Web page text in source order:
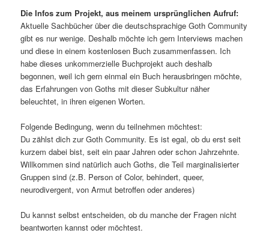
Die Infos zum Projekt, aus meinem ursprünglichen Aufruf:
Aktuelle Sachbücher über die deutschsprachige Goth Community
gibt es nur wenige. Deshalb möchte ich gern Interviews machen
und diese in einem kostenlosen Buch zusammenfassen. Ich
habe dieses unkommerzielle Buchprojekt auch deshalb
begonnen, weil ich gern einmal ein Buch herausbringen möchte,
das Erfahrungen von Goths mit dieser Subkultur näher
beleuchtet, in ihren eigenen Worten.
Folgende Bedingung, wenn du teilnehmen möchtest:
Du zählst dich zur Goth Community. Es ist egal, ob du erst seit
kurzem dabei bist, seit ein paar Jahren oder schon Jahrzehnte.
Willkommen sind natürlich auch Goths, die Teil marginalisierter
Gruppen sind (z.B. Person of Color, behindert, queer,
neurodivergent, von Armut betroffen oder anderes)
Du kannst selbst entscheiden, ob du manche der Fragen nicht
beantworten kannst oder möchtest.